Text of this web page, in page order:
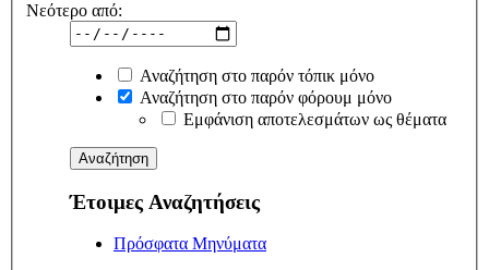
Νεότερο από:
Αναζήτηση στο παρόν τόπικ μόνο
Αναζήτηση στο παρόν φόρουμ μόνο
Εμφάνιση αποτελεσμάτων ως θέματα
Έτοιμες Αναζητήσεις
Πρόσφατα Μηνύματα